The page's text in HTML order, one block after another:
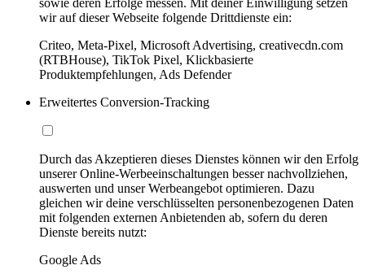
wir auf dieser Webseite folgende Drittdienste ein:
Criteo, Meta-Pixel, Microsoft Advertising, creativecdn.com
(RTBHouse), TikTok Pixel, Klickbasierte
Produktempfehlungen, Ads Defender
Erweitertes Conversion-Tracking
Durch das Akzeptieren dieses Dienstes können wir den Erfolg
unserer Online-Werbeeinschaltungen besser nachvollziehen,
auswerten und unser Werbeangebot optimieren. Dazu
gleichen wir deine verschlüsselten personenbezogenen Daten
mit folgenden externen Anbietenden ab, sofern du deren
Dienste bereits nutzt:
Google Ads